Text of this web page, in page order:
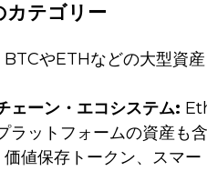
カテゴリー
BTCやETHなどの大型資
ェーン・エコシステム:
ラットフォームの資産も含
価値保存トークン、スマ